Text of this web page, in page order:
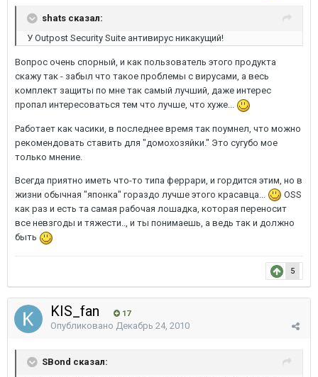
shats сказал:
У Outpost Security Suite антивирус никакущий!
Вопрос очень спорный, и как пользователь этого продукта
скажу так - забыл что такое проблемы с вирусами, а весь
комплект защиты по мне так самый лучший, даже интерес
пропал интересоваться тем что лучше, что хуже...
Работает как часики, в последнее время так поумнел, что можно
рекомендовать ставить для "домохозяйки." Это сугубо мое
только мнение.
Всегда приятно иметь что-то типа феррари, и гордится этим, но в
жизни обычная "японка" гораздо лучше этого красавца...
OSS
как раз и есть та самая рабочая лошадка, которая переносит
все невзгоды и тяжести.., и ты понимаешь, а ведь так и должно
быть
5
KIS_fan 17
Опубликовано Декабрь 24, 2010
SBond сказал: